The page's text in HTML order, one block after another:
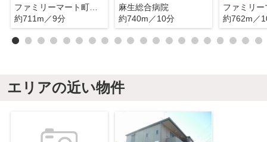
ファミリーマート町田三輪町店
約711m／9分
麻生総合病院
約740m／10分
約762m／
エリアの近い物件